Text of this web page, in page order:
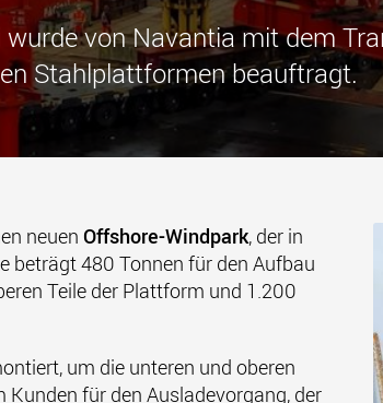
von Navantia mit dem
Stahlplattformen beauftragt.
neuen Offshore-Windpark, der in
beträgt 480 Tonnen für den Aufbau
Teile der Plattform und 1.200
um die unteren und oberen
für den Ausladevorgang, der